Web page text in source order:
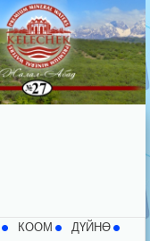
КООМ
ДҮЙНӨ